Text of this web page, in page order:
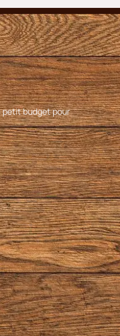
petit budget pour